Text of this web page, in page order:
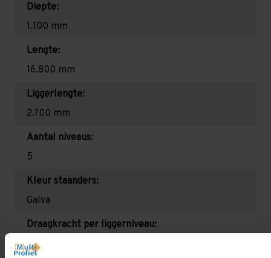
Diepte:
1.100 mm
Lengte:
16.800 mm
Liggerlengte:
2.700 mm
Aantal niveaus:
5
Kleur staanders:
Galva
Draagkracht per liggerniveau:
2.350 kg (780 kg per pallet)